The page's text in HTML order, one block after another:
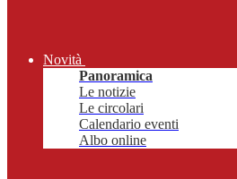
Novità
Panoramica
Le notizie
Le circolari
Calendario eventi
Albo online